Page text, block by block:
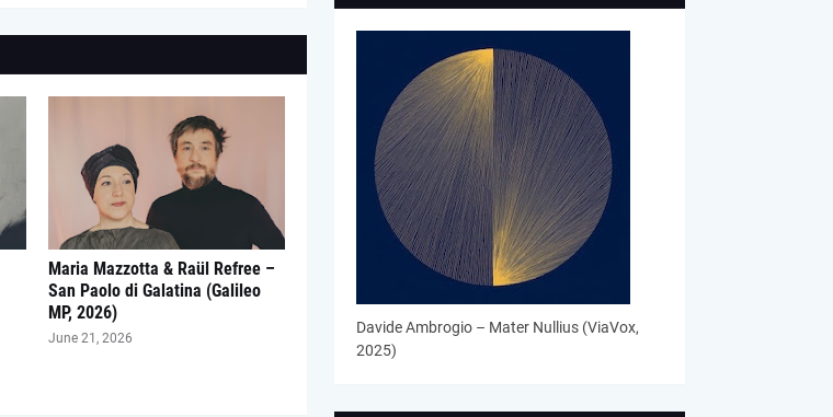
Maria Mazzotta & Raül Refree –
San Paolo di Galatina (Galileo
MP, 2026)
June 21, 2026
Davide Ambrogio – Mater Nullius (ViaVox,
2025)